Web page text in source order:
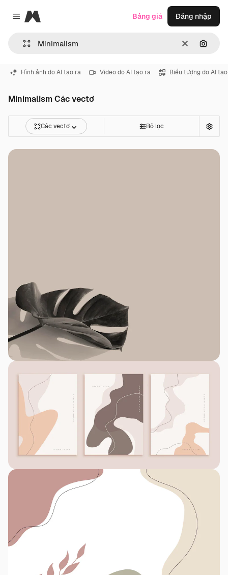
Close menu
Magnific
ThôngTìm
Bảng giá Đăng nhập
Hình ảnh do AI tạo ra Video do AI tạo ra Biểu tượng do AI
Minimalism Các vectơ
Các vectơ Bộ lọc